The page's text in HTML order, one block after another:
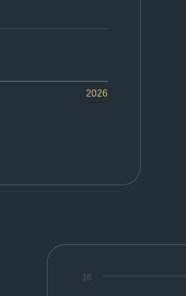
2026
16